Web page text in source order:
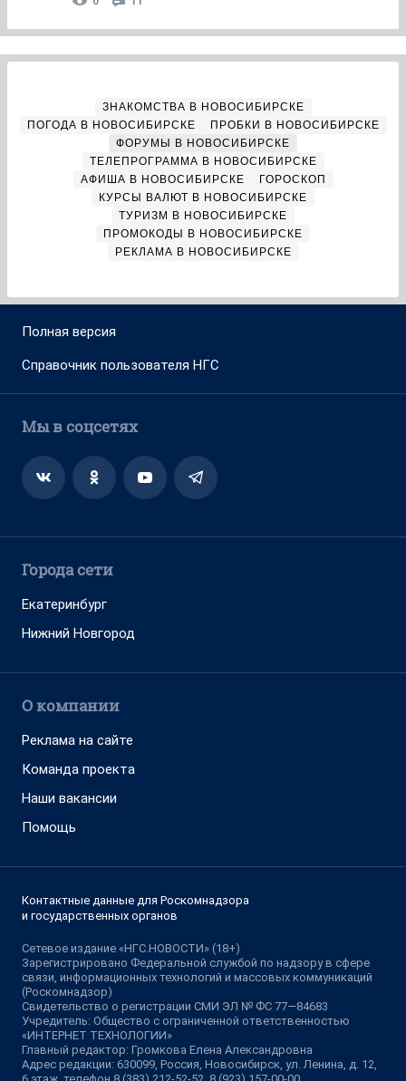
ЗНАКОМСТВА В НОВОСИБИРСКЕ
ПОГОДА В НОВОСИБИРСКЕ
ПРОБКИ В НОВОСИБИРСКЕ
ФОРУМЫ В НОВОСИБИРСКЕ
ТЕЛЕПРОГРАММА В НОВОСИБИРСКЕ
АФИША В НОВОСИБИРСКЕ
ГОРОСКОП
КУРСЫ ВАЛЮТ В НОВОСИБИРСКЕ
ТУРИЗМ В НОВОСИБИРСКЕ
ПРОМОКОДЫ В НОВОСИБИРСКЕ
РЕКЛАМА В НОВОСИБИРСКЕ
Полная версия
Справочник пользователя НГС
Мы в соцсетях
Города сети
Екатеринбург
Нижний Новгород
О компании
Реклама на сайте
Команда проекта
Наши вакансии
Помощь
Контактные данные для Роскомнадзора
и государственных органов
Сетевое издание «НГС.НОВОСТИ» (18+)
Зарегистрировано Федеральной службой по надзору в сфере
связи, информационных технологий и массовых коммуникаций
(Роскомнадзор)
Свидетельство о регистрации СМИ ЭЛ № ФС 77—84683
Учредитель: Общество с ограниченной ответственностью
«ИНТЕРНЕТ ТЕХНОЛОГИИ»
Главный редактор: Громкова Елена Александровна
Адрес редакции: 630099, Россия, Новосибирск, ул. Ленина, д. 12,